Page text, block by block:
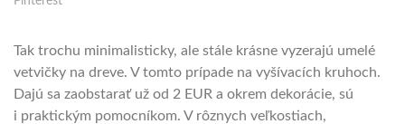
Tak trochu minimalisticky, ale stále krásne vyzerajú umelé
vetvičky na dreve. V tomto prípade na vyšívacích kruhoch.
Dajú sa zaobstarať už od 2 EUR a okrem dekorácie, sú
i praktickým pomocníkom. V rôznych veľkostiach,